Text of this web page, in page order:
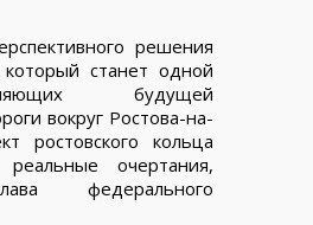
решения
который станет одной
будущей
вокруг Ростова-на-
ростовского кольца
реальные очертания,
федерального